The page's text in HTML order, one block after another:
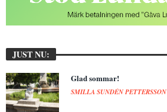
JUST NU:
Glad sommar!
SMILLA SUNDÉN PETTERSSON